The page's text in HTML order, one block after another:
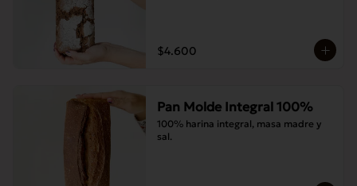
$4.600
Pan Molde Integral 100%
100% harina integral, masa madre y
sal.